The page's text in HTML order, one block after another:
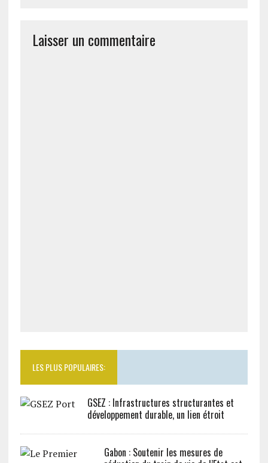
Laisser un commentaire
LES PLUS POPULAIRES:
GSEZ : Infrastructures structurantes et
développement durable, un lien étroit
Gabon : Soutenir les mesures de